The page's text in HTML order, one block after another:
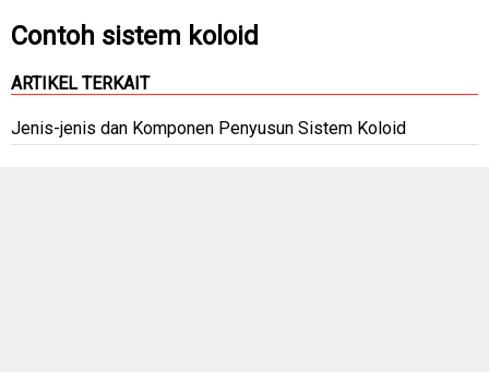
Contoh sistem koloid
ARTIKEL TERKAIT
Jenis-jenis dan Komponen Penyusun Sistem Koloid